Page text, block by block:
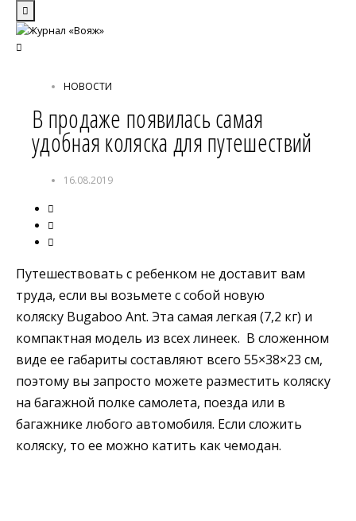
НОВОСТИ
В продаже появилась самая
удобная коляска для путешествий
16.08.2019
Путешествовать с ребенком не доставит вам
труда, если вы возьмете с собой новую
коляску Bugaboo Ant. Эта самая легкая (7,2 кг) и
компактная модель из всех линеек. В сложенном
виде ее габариты составляют всего 55×38×23 см,
поэтому вы запросто можете разместить коляску
на багажной полке самолета, поезда или в
багажнике любого автомобиля. Если сложить
коляску, то ее можно катить как чемодан.